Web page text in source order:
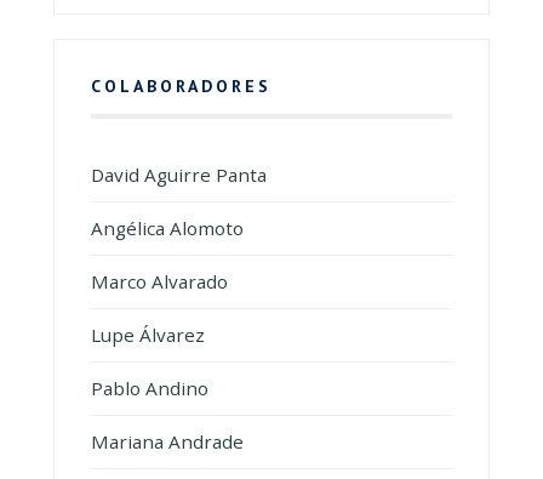
COLABORADORES
David Aguirre Panta
Angélica Alomoto
Marco Alvarado
Lupe Álvarez
Pablo Andino
Mariana Andrade